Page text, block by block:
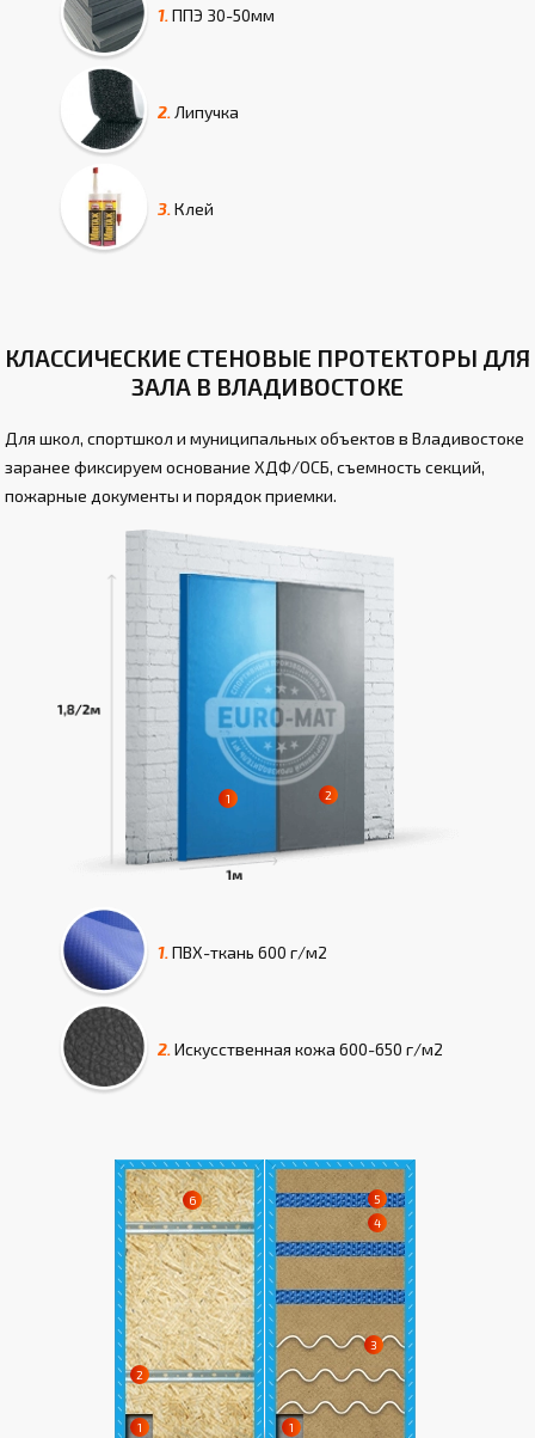
1. ППЭ 30-50мм
2. Липучка
3. Клей
КЛАССИЧЕСКИЕ СТЕНОВЫЕ ПРОТЕКТОРЫ ДЛЯ
ЗАЛА В ВЛАДИВОСТОКЕ
Для школ, спортшкол и муниципальных объектов в Владивостоке
заранее фиксируем основание ХДФ/ОСБ, съемность секций,
пожарные документы и порядок приемки.
1. ПВХ-ткань 600 г/м2
2. Искусcтвенная кожа 600-650 г/м2